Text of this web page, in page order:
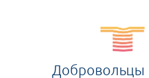
Добровольцы